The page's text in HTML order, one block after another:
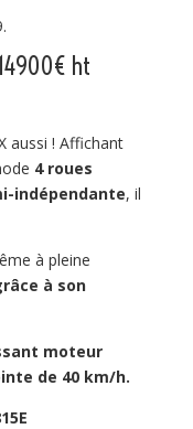
ht
aussi ! Affichant
4 roues
indépendante, il
à pleine
à son
moteur
de 40 km/h.